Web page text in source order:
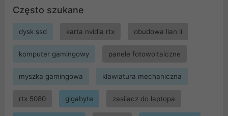
Często szukane
dysk ssd karta nvidia rtx obudowa lian li
komputer gamingowy panele fotowoltaiczne
myszka gamingowa klawiatura mechaniczna
rtx 5080 gigabyte zasilacz do laptopa